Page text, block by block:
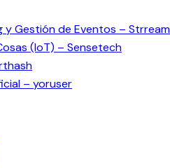
y Gestión de Eventos –
(IoT) – Sensetech
– yoruser